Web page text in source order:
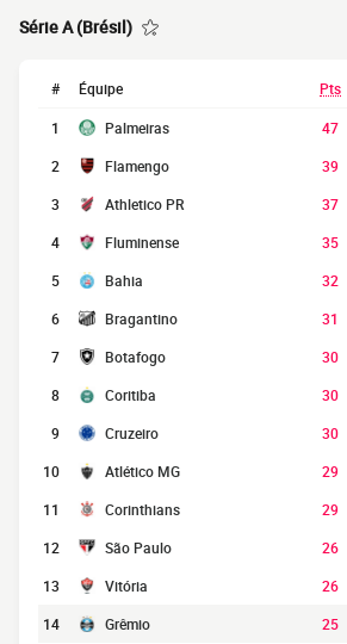
Série A (Brésil)
# Équipe Pts
1 Palmeiras 47
2 Flamengo 39
3 Athletico PR 37
4 Fluminense 35
5 Bahia 32
6 Bragantino 31
7 Botafogo 30
8 Coritiba 30
9 Cruzeiro 30
10 Atlético MG 29
11 Corinthians 29
12 São Paulo 26
13 Vitória 26
14 Grêmio 25